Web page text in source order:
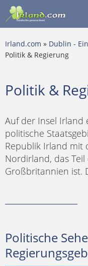
Irland.com » Dublin -
Politik & Regierung
Politik &
Auf der Insel Irland
politische
Republik Irland mit
Nordirland, das
Großbritannien ist.
Politische